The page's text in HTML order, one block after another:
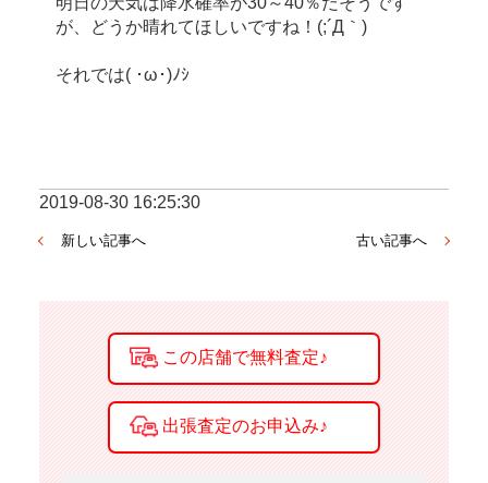
が、どうか晴れてほしいですね！(;´Д｀)
それでは( ･ω･)ﾉｼ
2019-08-30 16:25:30
新しい記事へ 古い記事へ